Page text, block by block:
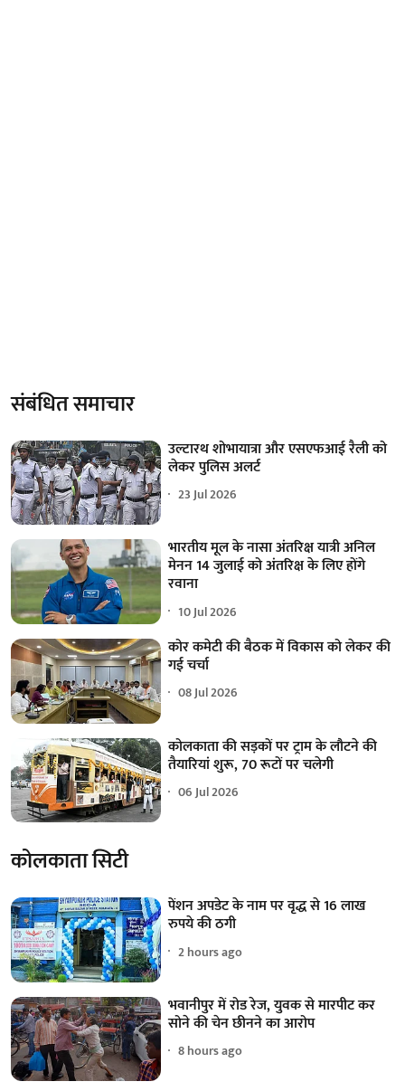
संबंधित समाचार
उल्टारथ शोभायात्रा और एसएफआई रैली को
लेकर पुलिस अलर्ट
23 Jul 2026
भारतीय मूल के नासा अंतरिक्ष यात्री अनिल
मेनन 14 जुलाई को अंतरिक्ष के लिए होंगे
रवाना
10 Jul 2026
कोर कमेटी की बैठक में विकास को लेकर की
गई चर्चा
08 Jul 2026
कोलकाता की सड़कों पर ट्राम के लौटने की
तैयारियां शुरू, 70 रूटों पर चलेगी
06 Jul 2026
कोलकाता सिटी
पेंशन अपडेट के नाम पर वृद्ध से 16 लाख
रुपये की ठगी
2 hours ago
भवानीपुर में रोड रेज, युवक से मारपीट कर
सोने की चेन छीनने का आरोप
8 hours ago